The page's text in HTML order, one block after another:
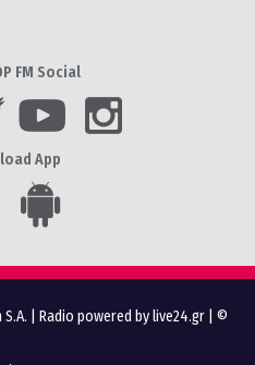
FM Social
App
Radio powered by live24.gr | ©